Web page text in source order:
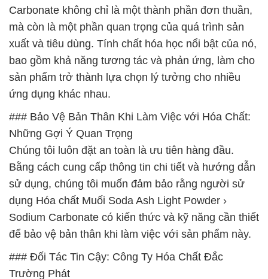
Carbonate không chỉ là một thành phần đơn thuần,
mà còn là một phần quan trọng của quá trình sản
xuất và tiêu dùng. Tính chất hóa học nổi bật của nó,
bao gồm khả năng tương tác và phản ứng, làm cho
sản phẩm trở thành lựa chọn lý tưởng cho nhiều
ứng dụng khác nhau.
### Bảo Vệ Bản Thân Khi Làm Việc với Hóa Chất:
Những Gợi Ý Quan Trọng
Chúng tôi luôn đặt an toàn là ưu tiên hàng đầu.
Bằng cách cung cấp thông tin chi tiết và hướng dẫn
sử dụng, chúng tôi muốn đảm bảo rằng người sử
dụng Hóa chất Muối Soda Ash Light Powder ›
Sodium Carbonate có kiến thức và kỹ năng cần thiết
để bảo vệ bản thân khi làm việc với sản phẩm này.
### Đối Tác Tin Cậy: Công Ty Hóa Chất Đắc
Trường Phát